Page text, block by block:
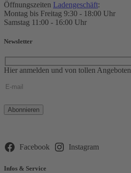
Öffnungszeiten Ladengeschäft:
Montag bis Freitag 9:30 - 18:00 Uhr
Samstag 11:00 - 16:00 Uhr
Newsletter
Hier anmelden und von tollen
Bitte
lasse
leer.
Facebook Instagram
Infos & Service